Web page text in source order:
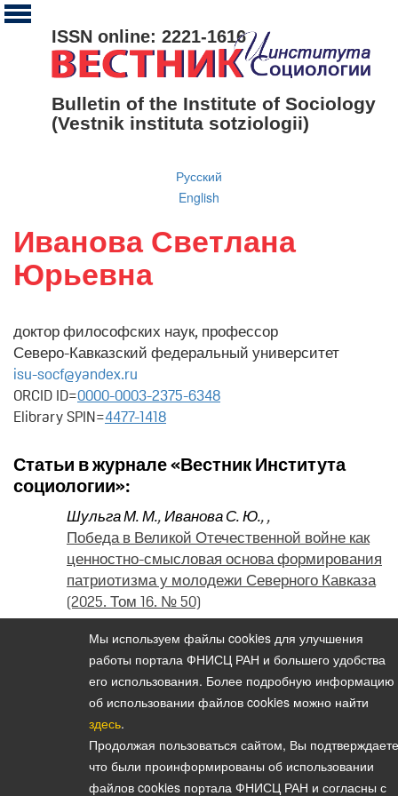
ISSN online: 2221-1616
Bulletin of the Institute of Sociology
(Vestnik instituta sotziologii)
Русский
English
Иванова Светлана
Юрьевна
доктор философских наук, профессор
Северо-Кавказский федеральный университет
isu-socf@yandex.ru
ORCID ID=0000-0003-2375-6348
Elibrary SPIN=4477-1418
Статьи в журнале «Вестник Института
социологии»:
Шульга М. М.,Иванова С. Ю.,,
Победа в Великой Отечественной войне как
ценностно-смысловая основа формирования
патриотизма у молодежи Северного Кавказа
(2025. Том 16. № 50)
Авксентьев В. А. ,Иванова С. Ю.,Шульга М.
,
Репрезентации этнополитической ситуации
на Северном Кавказе в медиа пространстве
региона (2024. Том 15. № 43)
Мы используем файлы cookies для улучшения
работы портала ФНИСЦ РАН и большего удобства
его использования. Более подробную информацию
об использовании файлов cookies можно найти
здесь.
Продолжая пользоваться сайтом, Вы
что были проинформированы об использовании
файлов cookies портала ФНИСЦ РАН и согласны с